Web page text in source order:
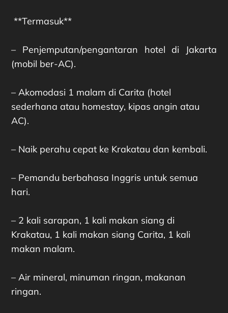
**Termasuk**
– Penjemputan/pengantaran hotel di Jakarta
(mobil ber-AC).
– Akomodasi 1 malam di Carita (hotel
sederhana atau homestay, kipas angin atau
AC).
– Naik perahu cepat ke Krakatau dan kembali.
– Pemandu berbahasa Inggris untuk semua
hari.
– 2 kali sarapan, 1 kali makan siang di
Krakatau, 1 kali makan siang Carita, 1 kali
makan malam.
– Air mineral, minuman ringan, makanan
ringan.